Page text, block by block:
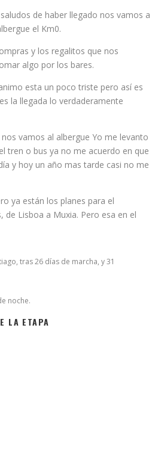
de haber llegado nos vamos a
el Km0.
y los regalitos que nos
algo por los bares.
esta un poco triste pero así es
la llegada lo verdaderamente
vamos al albergue Yo me levanto
tren o bus ya no me acuerdo en que
y hoy un año mas tarde casi no me
ya están los planes para el
de Lisboa a Muxia. Pero esa en el
tras 26 días de marcha, y 31
noche.
LA ETAPA